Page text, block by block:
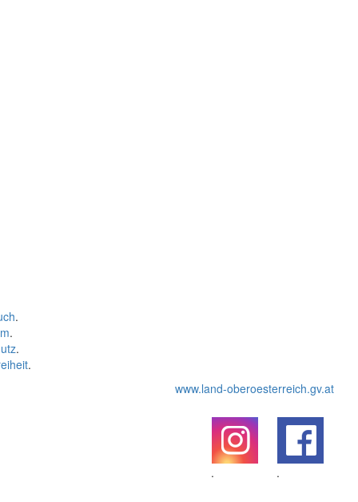
.
.
.
.
www.land-oberoesterreich.gv.at
.
.